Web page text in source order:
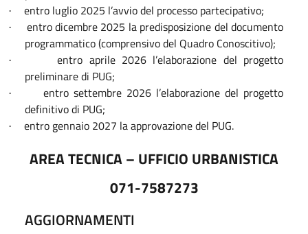
· entro luglio 2025 l’avvio del processo partecipativo;
·
entro dicembre 2025 la predisposizione del documento
programmatico (comprensivo del Quadro Conoscitivo);
·
entro aprile 2026 l’elaborazione del progetto
preliminare di PUG;
·
entro settembre 2026 l’elaborazione del progetto
definitivo di PUG;
· entro gennaio 2027 la approvazione del PUG.
AREA TECNICA – UFFICIO URBANISTICA
071-7587273
AGGIORNAMENTI